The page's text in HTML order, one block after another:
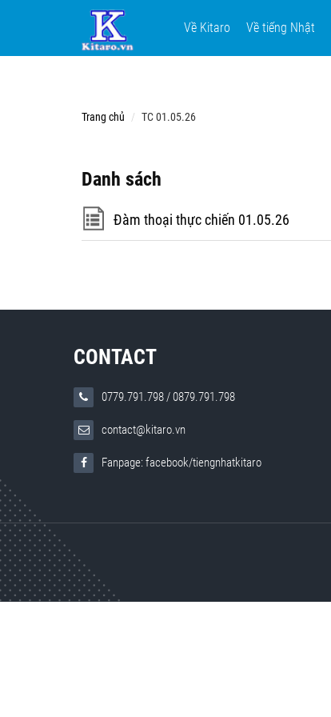
Về Kitaro Về tiếng Nhật
Trang chủ TC 01.05.26
Danh sách
Đàm thoại thực chiến 01.05.26
CONTACT
0779.791.798/0879.791.798
contact@kitaro.vn
Fanpage: facebook/tiengnhatkitaro